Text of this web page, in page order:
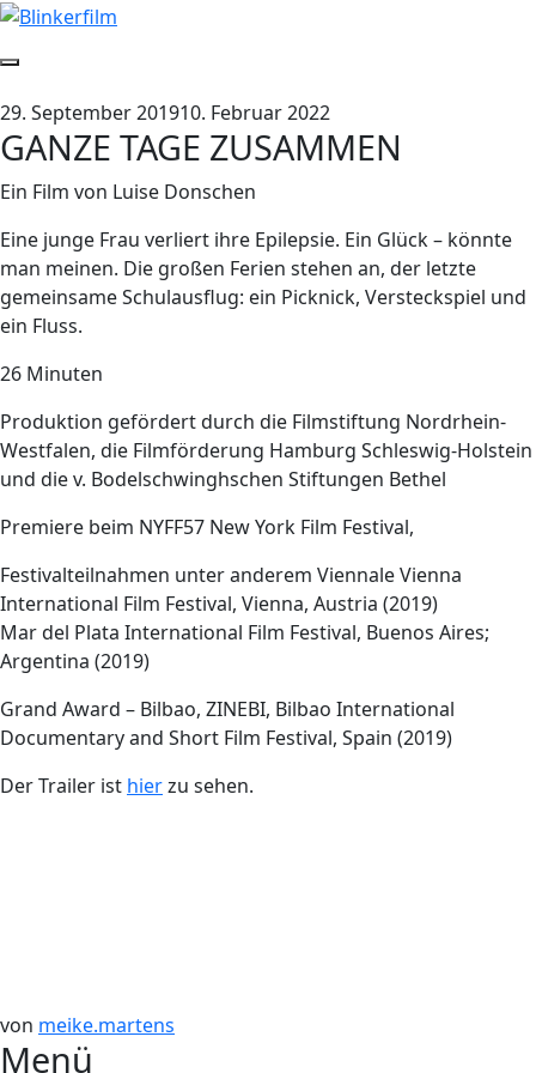
Zum
springen
umschalten
29. September 201910. Februar 2022
GANZE TAGE ZUSAMMEN
Ein Film von Luise Donschen
Eine junge Frau verliert ihre Epilepsie. Ein Glück – könnte
man meinen. Die großen Ferien stehen an, der letzte
gemeinsame Schulausflug: ein Picknick, Versteckspiel und
ein Fluss.
26 Minuten
Produktion gefördert durch die Filmstiftung Nordrhein-
Westfalen, die Filmförderung Hamburg Schleswig-Holstein
und die v. Bodelschwinghschen Stiftungen Bethel
Premiere beim NYFF57 New York Film Festival,
Festivalteilnahmen unter anderem Viennale Vienna
International Film Festival, Vienna, Austria (2019)
Mar del Plata International Film Festival, Buenos Aires;
Argentina (2019)
Grand Award – Bilbao, ZINEBI, Bilbao International
Documentary and Short Film Festival, Spain (2019)
Der Trailer ist hierzu sehen.
von meike.martens
Beitragsnavigation
← MEMORY
KiW→
Menü